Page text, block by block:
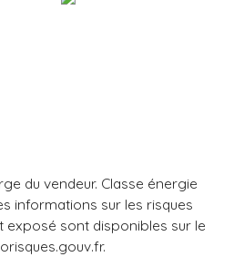
du vendeur. Classe énergie
informations sur les risques
exposé sont disponibles sur le